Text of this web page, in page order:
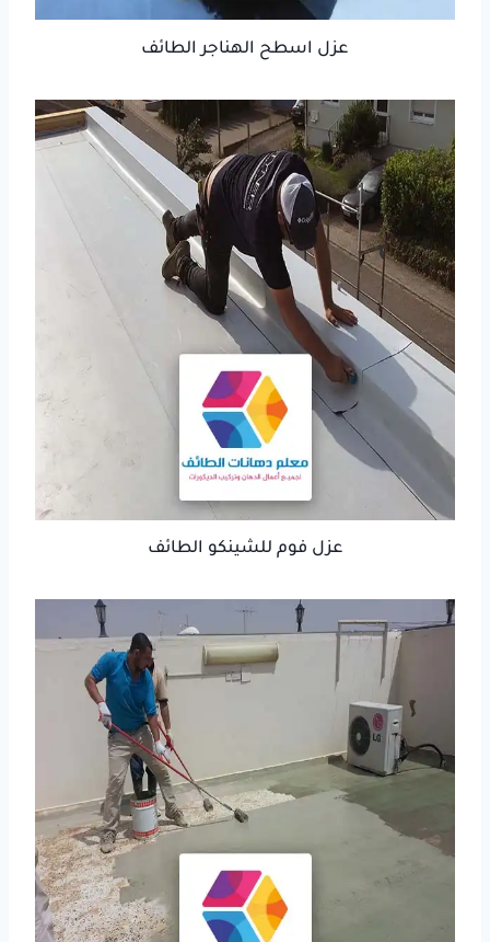
عزل اسطح الهناجر الطائف
عزل فوم للشينكو الطائف